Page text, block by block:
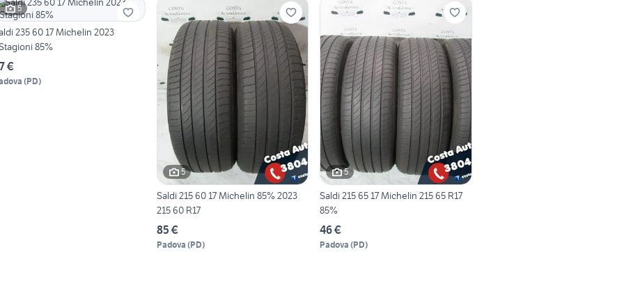
5
235 60 17 Michelin 2023
85%
€
(PD)
5
Saldi 215 60 17 Michelin 85% 2023
215 60 R17
85 €
Padova (PD)
5
Saldi 215 65 17 Michelin 215 65 R17
85%
46 €
Padova (PD)